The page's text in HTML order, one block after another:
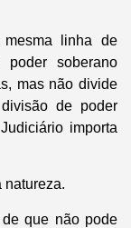
linha de
soberano
mas não divide
de poder
importa
natureza.
de que não pode